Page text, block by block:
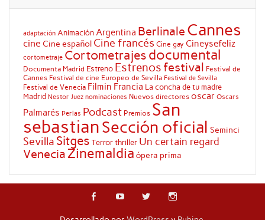
adaptación AnimaciónArgentina Berlinale Cannes
cine Cine español Cine francés Cine gay Cineysefeliz
cortometraje Cortometrajes documental
Documenta Madrid Estreno Estrenos festival Festival de
Cannes Festival de cine Europeo de Sevilla Festival de Sevilla
Festival de Venecia Filmin Francia La concha de tu madre
Madrid Nestor Juez nominaciones Nuevos directores oscar Oscars
Palmarés Perlas Podcast Premios San
sebastianSección oficial Seminci
Sevilla Sitges Terrorthriller Un certain regard
Venecia Zinemaldia ópera prima